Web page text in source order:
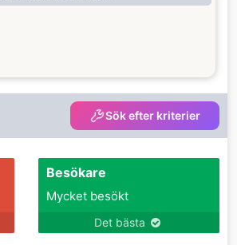
Sök efter kriterier
Besökare
Mycket besökt
Det bästa